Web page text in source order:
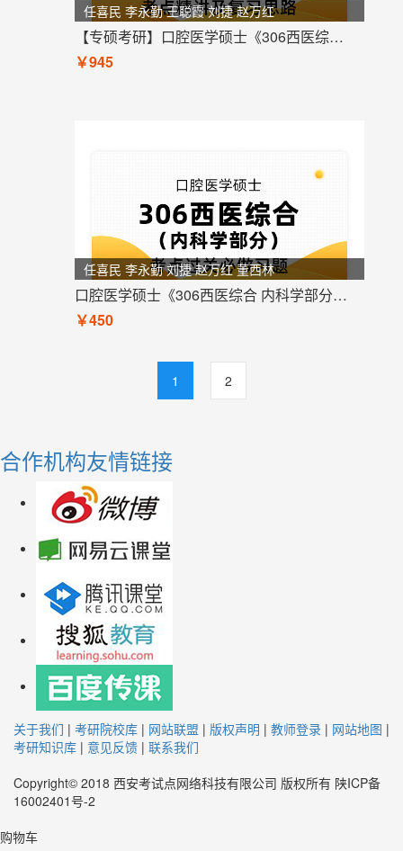
任喜民 李永勤 王聪霞 刘捷 赵万红
【专硕考研】口腔医学硕士《306西医综合 内科学部分》考点精讲及复习思路
￥945
任喜民 李永勤 刘捷 赵万红 董西林
口腔医学硕士《306西医综合 内科学部分》考点过关必做习题
￥450
1 2
合作机构友情链接
关于我们 | 考研院校库 | 网站联盟 | 版权声明 | 教师登录 | 网站地图 |
考研知识库 | 意见反馈 | 联系我们
Copyright© 2018 西安考试点网络科技有限公司 版权所有 陕ICP备
16002401号-2
购物车